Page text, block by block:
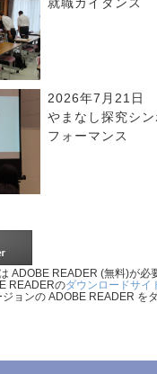
就職ガイダンス
2026年7月21日
やまなし探究シ
フォーマンス
ADOBE READER (無料)が必
READERのダウンロードサイ
ョンの ADOBE READER を